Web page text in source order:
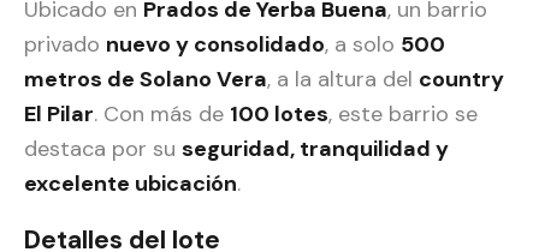
Ubicado en Prados de Yerba Buena, un barrio
privado nuevo y consolidado, a solo 500
metros de Solano Vera, a la altura del country
El Pilar. Con más de 100 lotes, este barrio se
destaca por su seguridad, tranquilidad y
excelente ubicación.
Detalles del lote